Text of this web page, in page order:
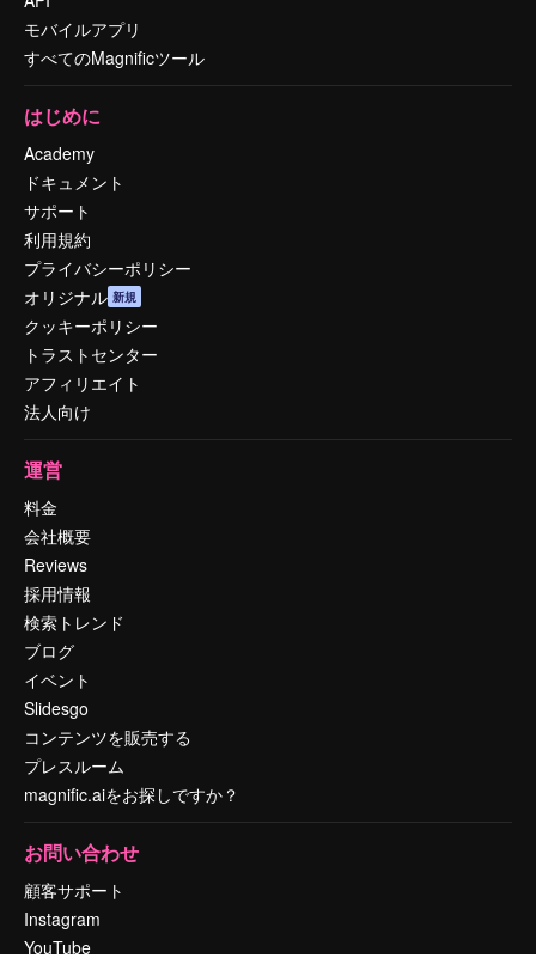
モバイルアプリ
すべてのMagnificツール
はじめに
Academy
ドキュメント
サポート
利用規約
プライバシーポリシー
オリジナル 新規
クッキーポリシー
トラストセンター
アフィリエイト
法人向け
運営
料金
会社概要
Reviews
採用情報
検索トレンド
ブログ
イベント
Slidesgo
コンテンツを販売する
プレスルーム
magnific.aiをお探しですか？
お問い合わせ
顧客サポート
Instagram
YouTube